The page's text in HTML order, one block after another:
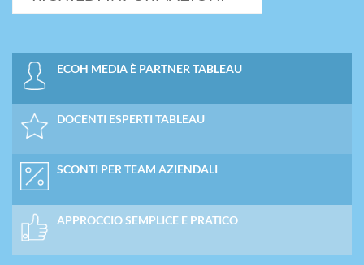
ECOH MEDIA È PARTNER TABLEAU
DOCENTI ESPERTI TABLEAU
SCONTI PER TEAM AZIENDALI
APPROCCIO SEMPLICE E PRATICO